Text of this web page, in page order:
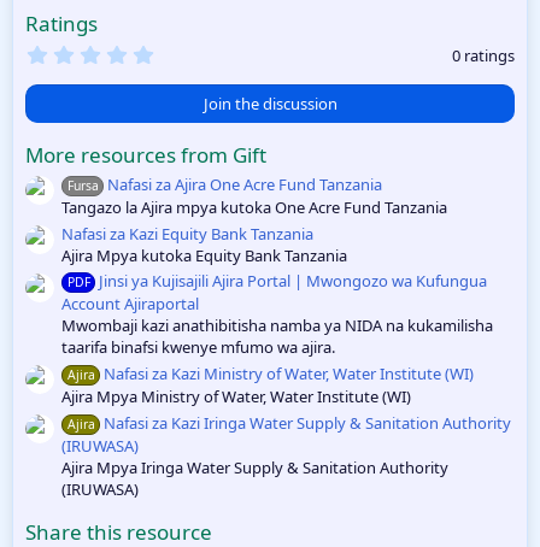
Ratings
0
s
a
r
(
s
)
0 ratings
Join the discussion
More resources from Gift
Fursa
Nafasi za Ajira One Acre Fund Tanzania
Tangazo la Ajira mpya kutoka One Acre Fund Tanzania
Nafasi za Kazi Equity Bank Tanzania
Ajira Mpya kutoka Equity Bank Tanzania
PDF Jinsi ya Kujisajili Ajira Portal | Mwongozo wa Kufungua
Account Ajiraportal
Mwombaji kazi anathibitisha namba ya NIDA na kukamilisha
taarifa binafsi kwenye mfumo wa ajira.
Ajira
Nafasi za Kazi Ministry of Water, Water Institute (WI)
Ajira Mpya Ministry of Water, Water Institute (WI)
Ajira
Nafasi za Kazi Iringa Water Supply & Sanitation Authority
(IRUWASA)
Ajira Mpya Iringa Water Supply & Sanitation Authority
(IRUWASA)
Share this resource